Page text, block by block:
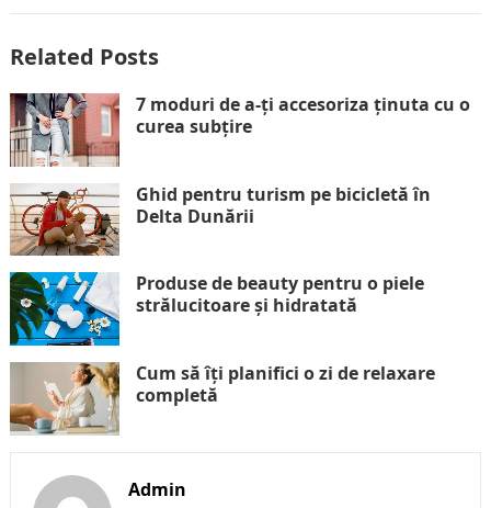
Related Posts
7 moduri de a-ți accesoriza ținuta cu o
curea subțire
Ghid pentru turism pe bicicletă în
Delta Dunării
Produse de beauty pentru o piele
strălucitoare și hidratată
Cum să îți planifici o zi de relaxare
completă
Admin